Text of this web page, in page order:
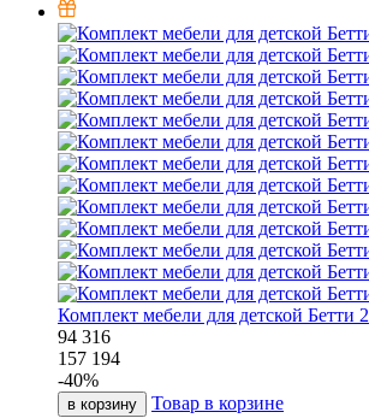
Комплект мебели для детской Бетти 2
94 316
157 194
-40%
в корзину Товар в корзине